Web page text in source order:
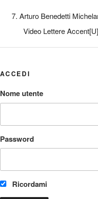
7. Arturo Benedetti
Video Lettere
ACCEDI
Nome utente
Password
Ricordami